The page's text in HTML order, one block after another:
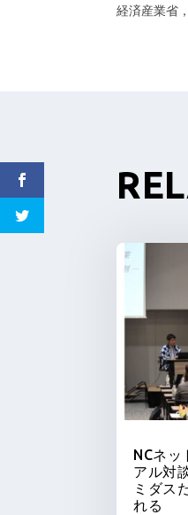
経済産業省
NCネッ
アル対
ミダス
れる